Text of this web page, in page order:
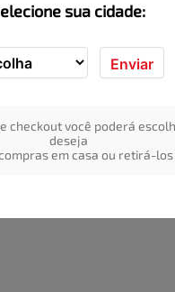
sua cidade:
Enviar
checkout você poderá
deseja
em casa ou retirá-